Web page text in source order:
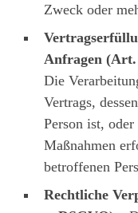
Zweck oder
Anfragen
Die
Vertrags,
Person ist,
Maßnahmen
betroffenen
Rechtliche